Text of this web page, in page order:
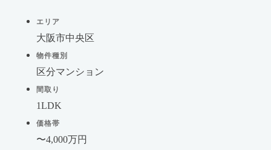
エリア
大阪市中央区
物件種別
区分マンション
間取り
1LDK
価格帯
〜4,000万円